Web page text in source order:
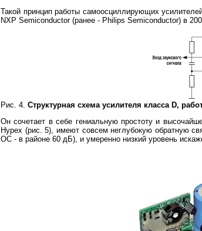
Такой принцип работы самоосциллирующих
NXP Semiconductor (ранее - Philips Semiconductor) в
Рис. 4. Структурная схема усилителя класса D,
Он сочетает в себе гениальную простоту и
Hypex (рис. 5), имеют совсем неглубокую обратную
ОС - в районе 60 дБ), и умеренно низкий уровень